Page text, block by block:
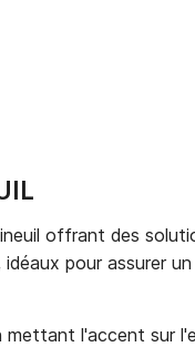
offrant des
idéaux pour assurer
mettant l'accent sur